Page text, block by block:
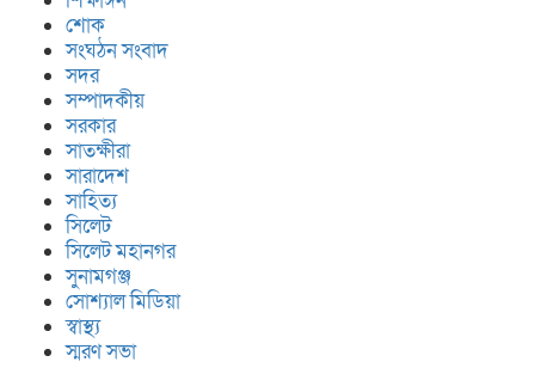
শোক
সংঘঠন সংবাদ
সদর
সম্পাদকীয়
সরকার
সাতক্ষীরা
সারাদেশ
সাহিত্য
সিলেট
সিলেট মহানগর
সুনামগঞ্জ
সোশ্যাল মিডিয়া
স্বাস্থ্য
স্মরণ সভা